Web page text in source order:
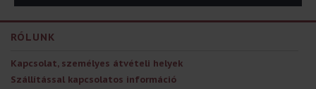
RÓLUNK
Kapcsolat, személyes átvételi helyek
Szállítással kapcsolatos információ